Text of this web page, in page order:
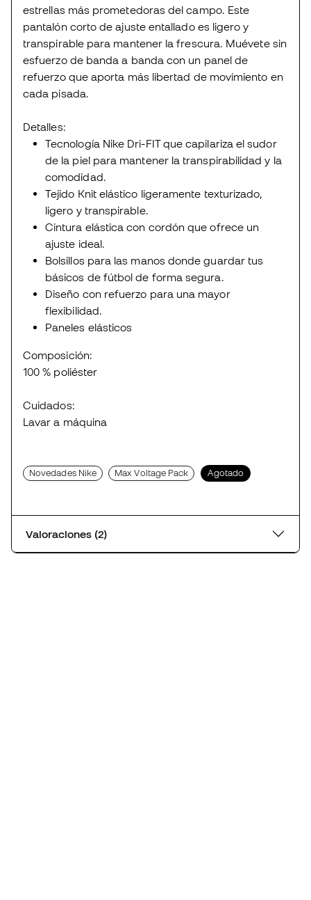
estrellas más prometedoras del campo. Este
pantalón corto de ajuste entallado es ligero y
transpirable para mantener la frescura. Muévete sin
esfuerzo de banda a banda con un panel de
refuerzo que aporta más libertad de movimiento en
cada pisada.
Detalles:
Tecnología Nike Dri-FIT que capilariza el sudor
de la piel para mantener la transpirabilidad y la
comodidad.
Tejido Knit elástico ligeramente texturizado,
ligero y transpirable.
Cintura elástica con cordón que ofrece un
ajuste ideal.
Bolsillos para las manos donde guardar tus
básicos de fútbol de forma segura.
Diseño con refuerzo para una mayor
flexibilidad.
Paneles elásticos
Composición:
100 % poliéster
Cuidados:
Lavar a máquina
Novedades Nike Max Voltage Pack Agotado
Valoraciones (2)